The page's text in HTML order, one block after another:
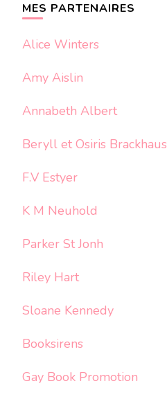
MES PARTENAIRES
Alice Winters
Amy Aislin
Annabeth Albert
Beryll et Osiris Brackhaus
F.V Estyer
K M Neuhold
Parker St Jonh
Riley Hart
Sloane Kennedy
Booksirens
Gay Book Promotion